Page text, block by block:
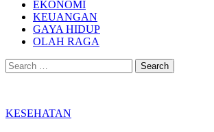
EKONOMI
KEUANGAN
GAYA HIDUP
OLAH RAGA
Search
for:
KESEHATAN